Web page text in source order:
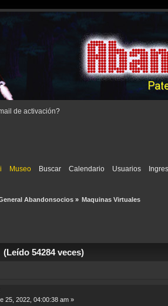
de activación?
Museo Buscar Calendario Usuarios
Abandonsocios» Maquinas Virtuales
54284 veces)
25, 2022, 04:00:38 am »